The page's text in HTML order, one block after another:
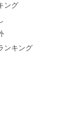
ング
ンキング